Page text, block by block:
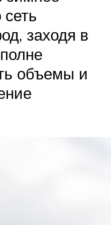
заходя в
объемы и